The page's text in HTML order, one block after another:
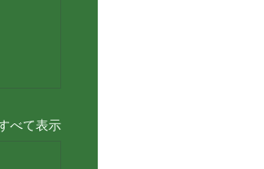
べて表示